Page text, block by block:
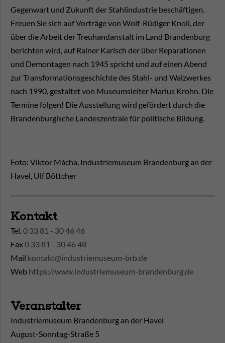
Gegenwart und Zukunft der Stahlindustrie beschäftigen.
Freuen Sie sich auf Vorträge von Wolf-Rüdiger Knoll, der
über die Arbeit der Treuhandanstalt im Land Brandenburg
berichten wird, auf Rainer Karlsch der über Reparationen
und Demontagen nach 1945 spricht und auf einen Abend
zur Transformationsgeschichte des Stahl- und Walzwerkes
nach 1990, gestaltet von Museumsleiter Marius Krohn. Die
Termine folgen! Die Ausstellung wird gefördert durch die
Brandenburgische Landeszentrale für politische Bildung.
Foto: Viktor Mácha, Industriemuseum Brandenburg an der
Havel, Ulf Böttcher
Kontakt
Tel.0 33 81 - 30 46 46
Fax0 33 81 - 30 46 48
Mail kontakt@industriemuseum-brb.de
Web https://www.industriemuseum-brandenburg.de
Veranstalter
Industriemuseum Brandenburg an der Havel
August-Sonntag-Straße 5